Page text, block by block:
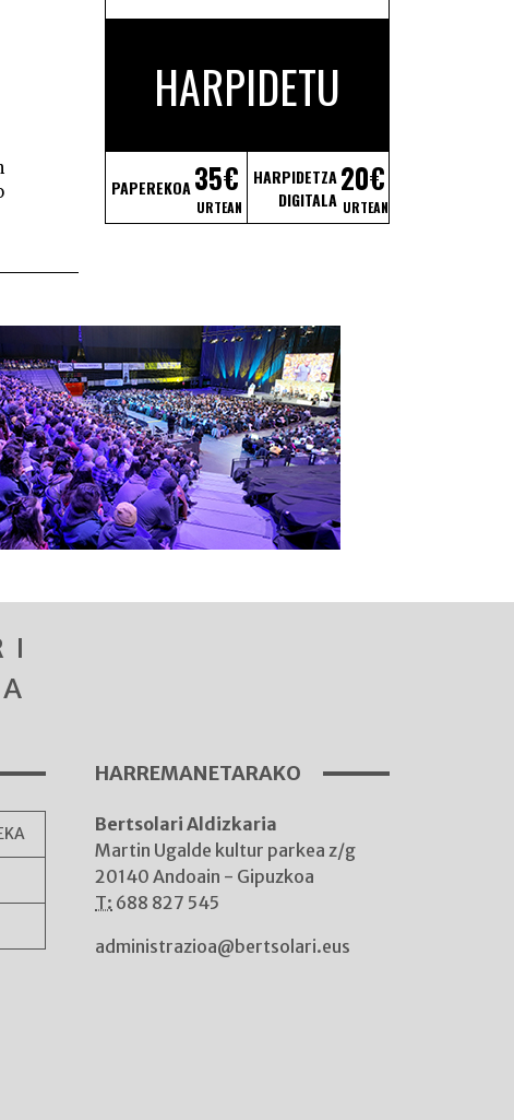
HARPIDETU
PAPEREKOA35€
URTEAN
HARPIDETZA
DIGITALA
20€
URTEAN
HARREMANETARAKO
Bertsolari Aldizkaria
Martin Ugalde kultur parkea z/g
20140 Andoain - Gipuzkoa
T: 688 827 545
administrazioa@bertsolari.eus